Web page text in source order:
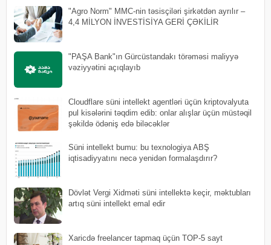
"Agro Norm" MMC-nin təsisçiləri şirkətdən ayrılır –
4,4 MİLYON İNVESTİSİYA GERİ ÇƏKİLİR
"PAŞA Bank"ın Gürcüstandakı törəməsi maliyyə
vəziyyətini açıqlayıb
Cloudflare süni intellekt agentləri üçün kriptovalyuta
pul kisələrini təqdim edib: onlar alışlar üçün müstəqil
şəkildə ödəniş edə biləcəklər
Süni intellekt bumu: bu texnologiya ABŞ
iqtisadiyyatını necə yenidən formalaşdırır?
Dövlət Vergi Xidməti süni intellektə keçir, məktubları
artıq süni intellekt emal edir
Xaricdə freelancer tapmaq üçün TOP-5 sayt